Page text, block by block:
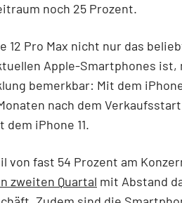
noch 25 Prozent.
12 Pro Max nicht nur das
Apple-Smartphones ist,
bemerkbar: Mit dem
nach dem
iPhone 11.
von fast 54 Prozent am
zweiten Quartal mit Abstand